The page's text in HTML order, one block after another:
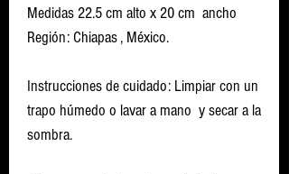
Medidas 22.5 cm alto x 20 cm ancho
Región: Chiapas , México.
Instrucciones de cuidado: Limpiar con un
trapo húmedo o lavar a mano y secar a la
sombra.